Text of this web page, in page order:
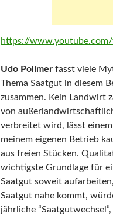
https://
Udo Pollmer fasst viele
Thema Saatgut in diesem
zusammen. Kein Landwirt
von
verbreitet wird, lässt
meinem eigenen Betrieb
aus freien Stücken.
wichtigste Grundlage für
Saatgut soweit
Saatgut nahe kommt,
jährliche